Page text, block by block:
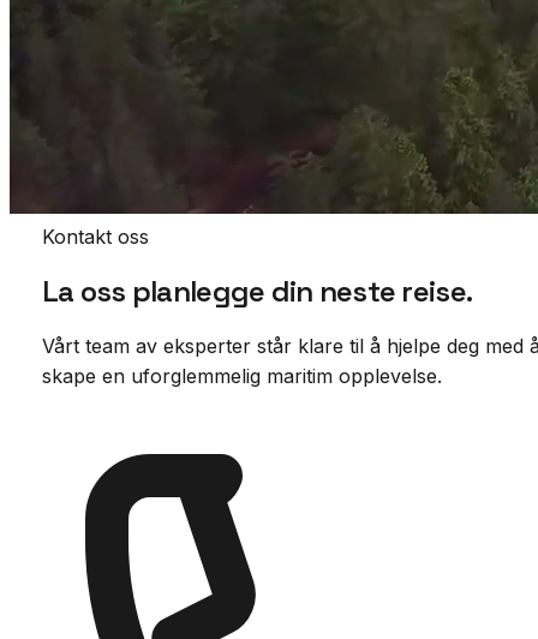
Kontakt oss
La oss planlegge din neste reise.
Vårt team av eksperter står klare til å hjelpe deg med
skape en uforglemmelig maritim opplevelse.